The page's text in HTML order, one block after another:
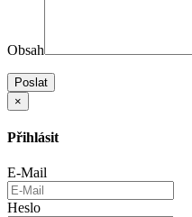
Obsah
Poslat
×
Přihlásit
E-Mail
Heslo